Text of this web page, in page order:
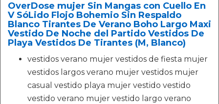
OverDose mujer Sin Mangas con Cuello En
V SóLido Flojo Bohemio Sin Respaldo
Blanco Tirantes De Verano Boho Largo Maxi
Vestido De Noche del Partido Vestidos De
Playa Vestidos De Tirantes (M, Blanco)
vestidos verano mujer vestidos de fiesta mujer
vestidos largos verano mujer vestidos mujer
casual vestido playa mujer vestido vestido
vestido verano mujer vestido largo verano